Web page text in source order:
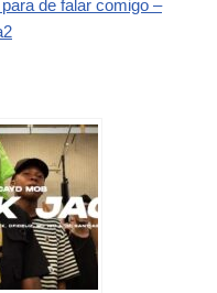
de falar comigo –